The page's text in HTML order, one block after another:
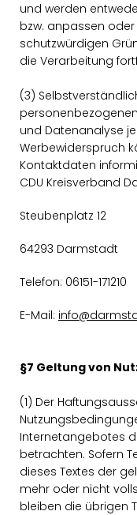
und werden
bzw. anpassen
schutzwürdigen
die Verarbeitung
(3)
und Datenanalyse
Werbewiderspruch
Kontaktdaten
CDU Kreisverband
Steubenplatz 12
64293 Darmstadt
Telefon: 06151-171210
E-Mail:
§7 Geltung von
(1) Der
Internetangebotes
betrachten. Sofern
dieses Textes der
mehr oder nicht
bleiben die übrigen